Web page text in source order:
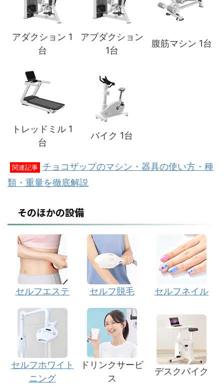
アダクション 1
台
アブダクション
1台
腹筋マシン 1台
トレッドミル 1
台
バイク 1台
関連記事
チョコザップのマシン・器具の使い方・種
類・重量を徹底解説
そのほかの設備
セルフエステ セルフ脱毛 セルフネイル
セルフホワイト
ニング
ドリンクサービ
ス
デスクバイク